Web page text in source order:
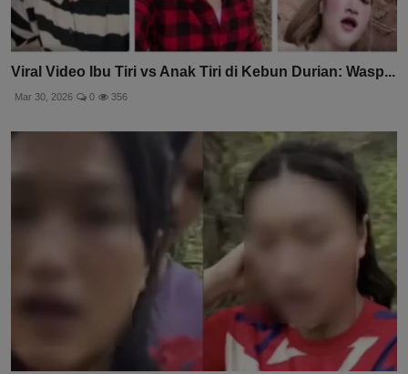
Viral Video Ibu Tiri vs Anak Tiri di Kebun Durian: Wasp...
Mar 30, 2026 0 356